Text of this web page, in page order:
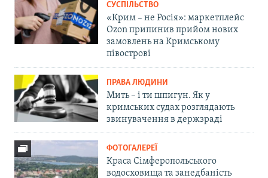
СУСПІЛЬСТВО
«Крим – не Росія»: маркетплейс
Ozon припинив прийом нових
замовлень на Кримському
півострові
ПРАВА ЛЮДИНИ
Мить – і ти шпигун. Як у
кримських судах розглядають
звинувачення в держзраді
ФОТОГАЛЕРЕЇ
Краса Сімферопольського
водосховища та занедбаність